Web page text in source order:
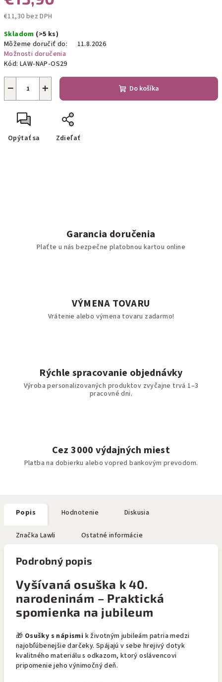
€11,30 bez DPH
cena:
Skladom (>5 ks)
Môžeme doručiť do:
11.8.2026
Možnosti doručenia
Kód: LAW-NAP-OS29
+
− Do košíka
Opýtať sa Zdieľať
Garancia doručenia
Plaťte u nás bezpečne platobnou kartou online
VÝMENA TOVARU
Vrátenie alebo výmena tovaru zadarmo!
Rýchle spracovanie objednávky
Výroba personalizovaných produktov zvyčajne trvá 1–3
pracovné dni.
Cez 3000 výdajných miest
Platba na dobierku alebo vopred bankovým prevodom.
Popis Hodnotenie Diskusia
Značka Lawli Ostatné informácie
Podrobný popis
Vyšívaná osuška k 40.
narodeninám – Praktická
spomienka na jubileum
🎁 Osušky s nápismi k životným jubileám patria medzi
najobľúbenejšie darčeky. Spájajú v sebe hrejivý dotyk
kvalitného materiálu s odkazom, ktorý oslávencovi
pripomenie jeho výnimočný deň.